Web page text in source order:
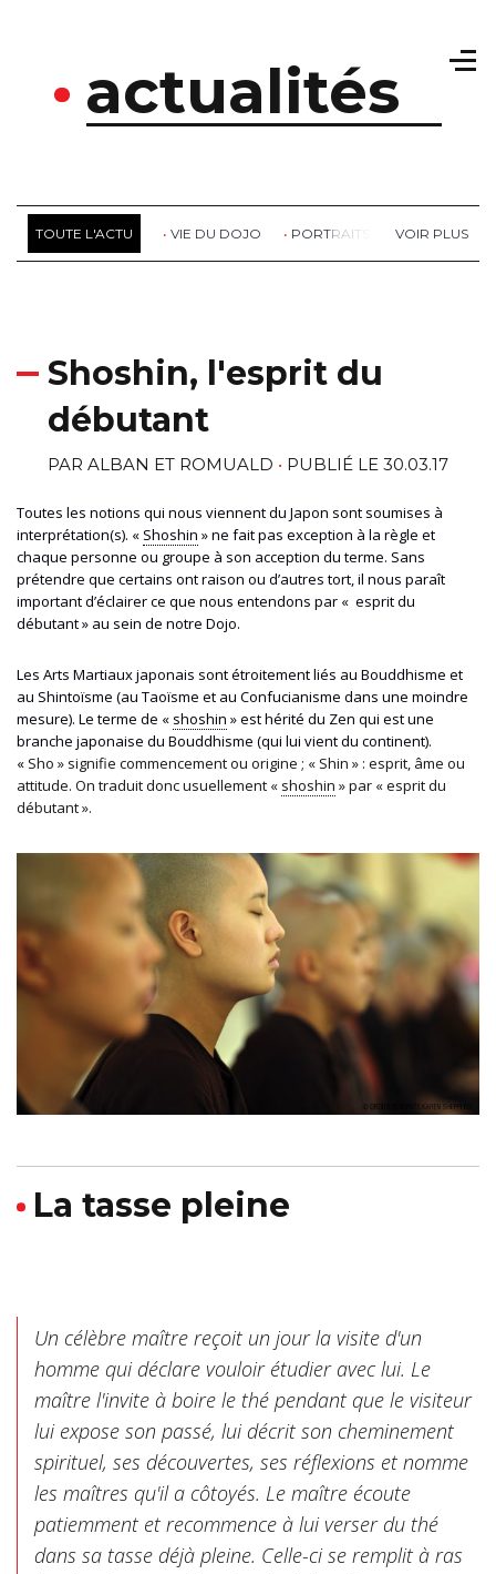
actualités
TOUTE L'ACTU VIE DU DOJO PORTRAITS RETOUR DE
Shoshin, l'esprit du
débutant
PAR ALBAN ET ROMUALD PUBLIÉ LE 30.03.17
Toutes les notions qui nous viennent du Japon sont soumises à
interprétation(s). « Shoshin » ne fait pas exception à la règle et
chaque personne ou groupe à son acception du terme. Sans
prétendre que certains ont raison ou d’autres tort, il nous paraît
important d’éclairer ce que nous entendons par « esprit du
débutant » au sein de notre Dojo.
Les Arts Martiaux japonais sont étroitement liés au Bouddhisme et
au Shintoïsme (au Taoïsme et au Confucianisme dans une moindre
mesure). Le terme de « shoshin » est hérité du Zen qui est une
branche japonaise du Bouddhisme (qui lui vient du continent).
« Sho » signifie commencement ou origine ; « Shin » : esprit, âme ou
attitude. On traduit donc usuellement « shoshin » par « esprit du
débutant ».
La tasse pleine
Un célèbre maître reçoit un jour la visite d'un
homme qui déclare vouloir étudier avec lui. Le
maître l'invite à boire le thé pendant que le visiteur
lui expose son passé, lui décrit son cheminement
spirituel, ses découvertes, ses réflexions et nomme
les maîtres qu'il a côtoyés. Le maître écoute
patiemment et recommence à lui verser du thé
dans sa tasse déjà pleine. Celle-ci se remplit à ras